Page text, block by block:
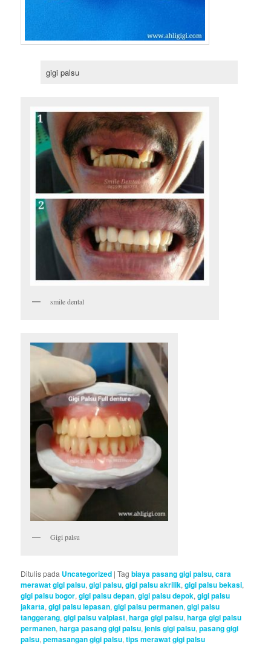
gigi palsu
smile dental
Gigi palsu
Ditulis pada Uncategorized |Tag biaya pasang gigi palsu,cara
merawat gigi palsu,gigi palsu,gigi palsu akrilik,gigi palsu bekasi,
gigi palsu bogor,gigi palsu depan,gigi palsu depok,gigi palsu
jakarta,gigi palsu lepasan,gigi palsu permanen,gigi palsu
tanggerang,gigi palsu valplast,harga gigi palsu,harga gigi palsu
permanen,harga pasang gigi palsu,jenis gigi palsu,pasang gigi
palsu,pemasangan gigi palsu,tips merawat gigi palsu